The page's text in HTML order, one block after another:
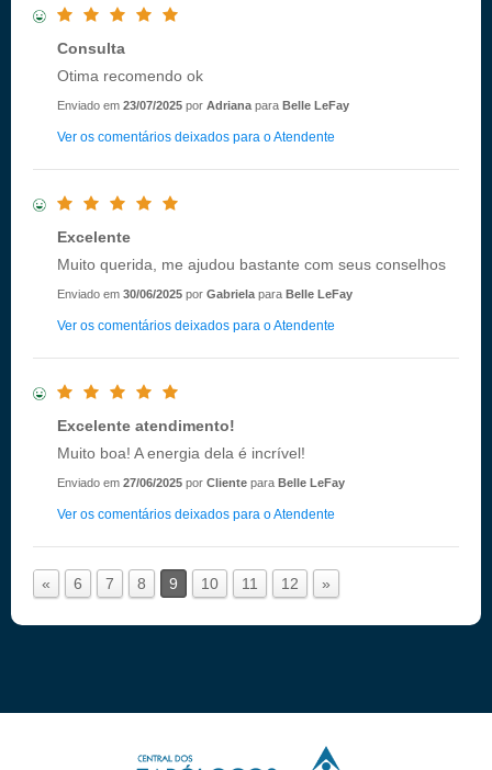
Consulta
Otima recomendo ok
Enviado em 23/07/2025 por Adrianapara Belle LeFay
Ver os comentários deixados para o Atendente
Excelente
Muito querida, me ajudou bastante com seus conselhos
Enviado em 30/06/2025 por Gabrielapara Belle LeFay
Ver os comentários deixados para o Atendente
Excelente atendimento!
Muito boa! A energia dela é incrível!
Enviado em 27/06/2025 por Cliente para Belle LeFay
Ver os comentários deixados para o Atendente
« 6 7 8 9 10 11 12 »